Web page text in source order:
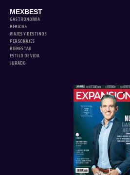
MEXBEST
GASTRONOMÍA
BEBIDAS
VIAJES Y DESTINOS
PERSONAJES
BIENESTAR
ESTILO DE VIDA
JURADO